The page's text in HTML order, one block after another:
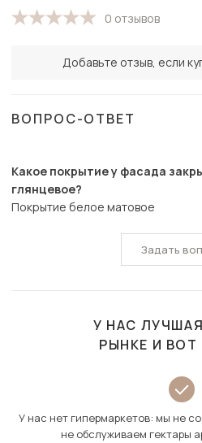
0 отзывов
Добавьте отзыв, если
ВОПРОС-ОТВЕТ
Какое покрытие у фасада
глянцевое?
Покрытие белое матовое
Задать
У НАС
РЫНКЕ И
У нас нет гипермаркетов: мы не
не обслуживаем гектары